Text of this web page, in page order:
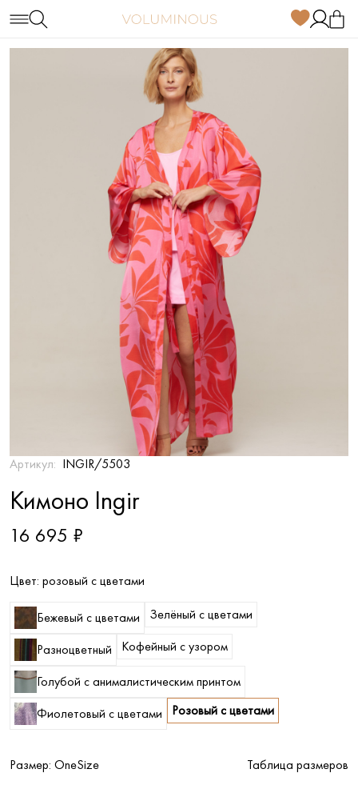
Артикул: INGIR/5503
Кимоно Ingir
16 695 ₽
Цвет: розовый с цветами
Бежевый с цветами Зелёный с цветами
Разноцветный Кофейный с узором
Голубой с анималистическим принтом
Фиолетовый с цветами
Розовый с цветами
Размер: OneSize
Таблица размеров